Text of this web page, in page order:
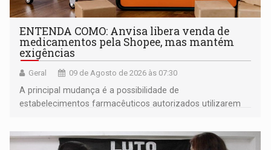
ENTENDA COMO: Anvisa libera venda de
medicamentos pela Shopee, mas mantém
exigências
Geral 09 de Agosto de 2026 às 07:30
A principal mudança é a possibilidade de
estabelecimentos farmacêuticos autorizados utilizarem